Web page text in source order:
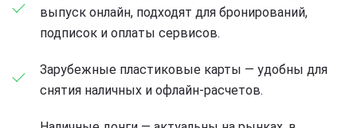
выпуск онлайн, подходят для бронирований,
подписок и оплаты сервисов.
Зарубежные пластиковые карты — удобны для
снятия наличных и офлайн-расчетов.